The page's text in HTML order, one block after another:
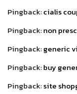
Pingback:cialis
Pingback:non
Pingback:generic
Pingback:buy
Pingback:site